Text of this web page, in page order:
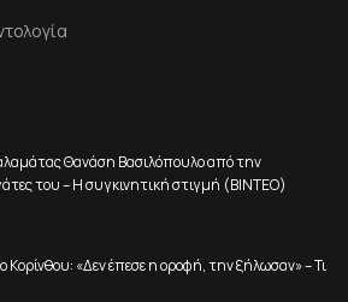
Θανάση Βασιλόπουλο από την
του – Η συγκινητική στιγμή (ΒΙΝΤΕΟ)
Κορίνθου: «Δεν έπεσε η οροφή, την ξήλωσαν» – Τι